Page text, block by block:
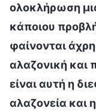
ολοκλήρωση
κάποιου
φαίνονται
αλαζονική και
είναι αυτή η
αλαζονεία και